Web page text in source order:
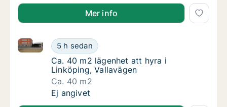
Mer info
Ca. 40 m2 lägenhet att hyra i Linköping,
5 h sedan
Ca. 40 m2 lägenhet att hyra i Linköping, Vallavägen
Ca. 40 m2 lägenhet att hyra i Linköping,
Ca. 40 m2 lägenhet att hyra i
Linköping, Vallavägen
Ca. 40 m2
Ca. 40 m2 lägenhet att hyra i Linköping,
Ej angivet